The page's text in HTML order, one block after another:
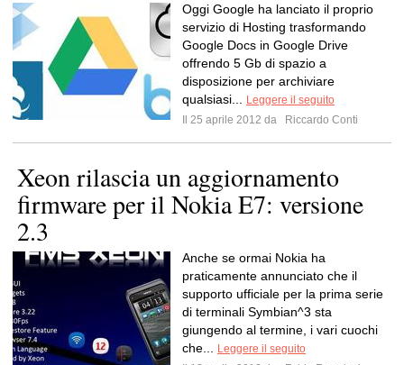
Oggi Google ha lanciato il proprio
servizio di Hosting trasformando
Google Docs in Google Drive
offrendo 5 Gb di spazio a
disposizione per archiviare
qualsiasi...
Leggere il seguito
Il 25 aprile 2012 da
Riccardo Conti
Xeon rilascia un aggiornamento
firmware per il Nokia E7: versione
2.3
Anche se ormai Nokia ha
praticamente annunciato che il
supporto ufficiale per la prima serie
di terminali Symbian^3 sta
giungendo al termine, i vari cuochi
che...
Leggere il seguito